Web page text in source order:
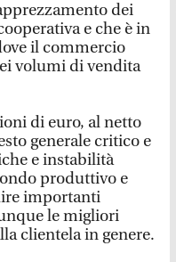
dei
e che è in
il commercio
volumi di vendita
di euro, al netto
generale critico e
e instabilità
produttivo e
importanti
le migliori
clientela in genere.